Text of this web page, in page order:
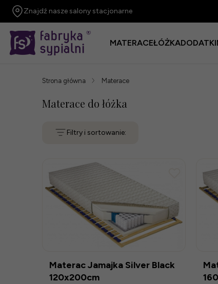
Znajdź nasze salony stacjonarne
MATERACEŁÓŻKADODATKI
Strona główna Materace
Materace do łóżka
Filtry i sortowanie:
Materac Jamajka Silver Black
120x200cm